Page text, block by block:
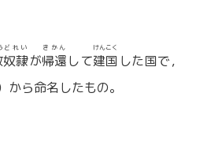
奴隷
どれい
が帰還
きかん
して建国
けんこく
した国で，
ら命名したもの。